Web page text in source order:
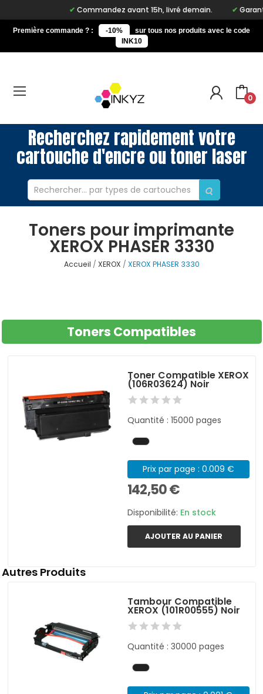
Commandez avant 15h, livré demain.
Première commande ? : -10%
sur tous nos produits avec le code
INK10
0
Recherchez rapidement votre
cartouche d'encre ou toner laser
Toners pour imprimante
XEROX PHASER 3330
Accueil XEROX XEROX PHASER 3330
Toners Compatibles
Toner Compatible XEROX
(106R03624) Noir
Quantité : 15000 pages
Prix par page : 0.009 €
142,50 €
Disponibilité: En stock
AJOUTER AU PANIER
Autres Produits
Tambour Compatible
XEROX (101R00555) Noir
Quantité : 30000 pages